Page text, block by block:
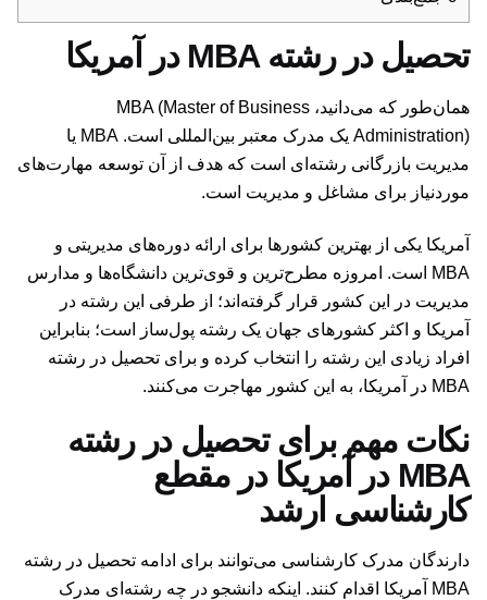
تحصیل در رشته MBA در آمریکا
همان‌طور که می‌دانید، MBA (Master of Business
Administration) یک مدرک معتبر بین‌المللی است. MBA یا
مدیریت بازرگانی رشته‌ای است که هدف از آن توسعه مهارت‌های
موردنیاز برای مشاغل و مدیریت است.
آمریکا یکی از بهترین کشورها برای ارائه دوره‌های مدیریتی و
MBA است. امروزه مطرح‌ترین و قوی‌ترین دانشگاه‌ها و مدارس
مدیریت در این کشور قرار گرفته‌اند؛ از طرفی این رشته در
آمریکا و اکثر کشورهای جهان یک رشته پول‌ساز است؛ بنابراین
افراد زیادی این رشته را انتخاب کرده و برای تحصیل در رشته
MBA در آمریکا، به این کشور مهاجرت می‌کنند.
نکات مهم برای تحصیل در رشته
MBA در آمریکا در مقطع
کارشناسی ارشد
دارندگان مدرک کارشناسی می‌توانند برای ادامه تحصیل در رشته
MBA آمریکا اقدام کنند. اینکه دانشجو در چه رشته‌ای مدرک